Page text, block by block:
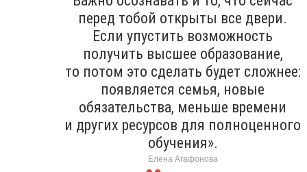
перед тобой открыты все двери.
Если упустить возможность
получить высшее образование,
то потом это сделать будет сложнее:
появляется семья, новые
обязательства, меньше времени
и других ресурсов для полноценного
обучения».
Елена Агафонова